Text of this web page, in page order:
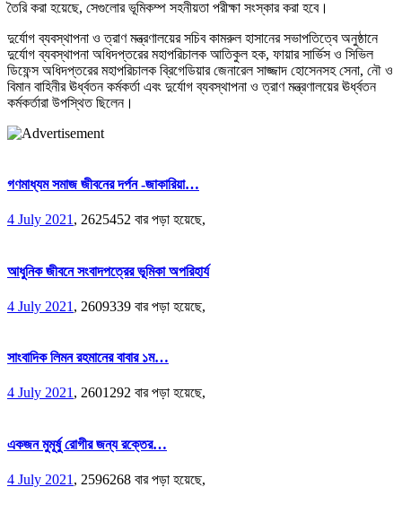
তৈরি করা হয়েছে, সেগুলোর ভূমিকম্প সহনীয়তা পরীক্ষা সংস্কার করা হবে।
দুর্যোগ ব্যবস্থাপনা ও ত্রাণ মন্ত্রণালয়ের সচিব কামরুল হাসানের সভাপতিত্বে অনুষ্ঠানে
দুর্যোগ ব্যবস্থাপনা অধিদপ্তরের মহাপরিচালক আতিকুল হক, ফায়ার সার্ভিস ও সিভিল
ডিফেন্স অধিদপ্তরের মহাপরিচালক ব্রিগেডিয়ার জেনারেল সাজ্জাদ হোসেনসহ সেনা, নৌ ও
বিমান বাহিনীর ঊর্ধ্বতন কর্মকর্তা এবং দুর্যোগ ব্যবস্থাপনা ও ত্রাণ মন্ত্রণালয়ের ঊর্ধ্বতন
কর্মকর্তারা উপস্থিত ছিলেন।
গণমাধ্যম সমাজ জীবনের দর্পন -জাকারিয়া…
4 July 2021 , 2625452 বার পড়া হয়েছে,
আধুনিক জীবনে সংবাদপত্রের ভূমিকা অপরিহার্য
4 July 2021 , 2609339 বার পড়া হয়েছে,
সাংবাদিক লিমন রহমানের বাবার ১ম…
4 July 2021, 2601292 বার পড়া হয়েছে,
একজন মুমূর্ষু রোগীর জন্য রক্তের…
4 July 2021 , 2596268 বার পড়া হয়েছে,